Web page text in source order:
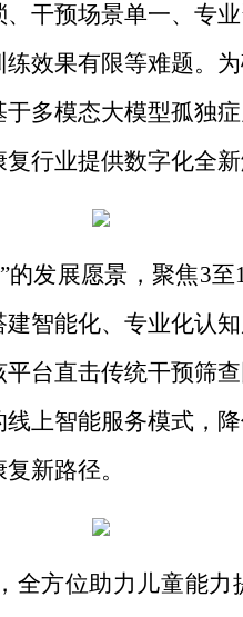
干预场景单一、专
效果有限等难题。
多模态大模型孤独症
行业提供数字化全新
的发展愿景，聚焦3
智能化、专业化认
台直击传统干预筛
上智能服务模式，
新路径。
全方位助力儿童能